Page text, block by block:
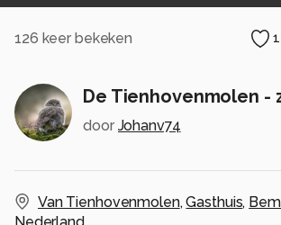
126 keer bekeken
De Tienhovenmolen -
door Johanv74
Van Tienhovenmolen,Gasthuis,